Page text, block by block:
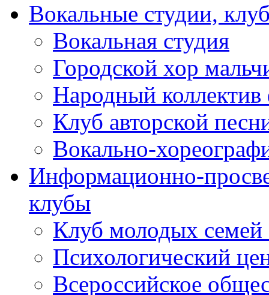
Вокальные студии,
Вокальная студия
Городской хор
Народный коллектив
Клуб авторской
Вокально-
Информационно-
клубы
Клуб молодых
Психологический
Всероссийское